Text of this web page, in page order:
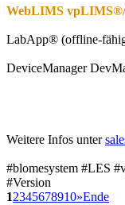
WebLIMS vpLIMS®/
LabApp® (offline-
DeviceManager
Weitere Infos unter
#blomesystem #LES
#Version
12345678910»Ende